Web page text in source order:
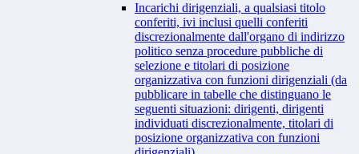
Incarichi dirigenziali, a qualsiasi titolo
conferiti, ivi inclusi quelli conferiti
discrezionalmente dall'organo di indirizzo
politico senza procedure pubbliche di
selezione e titolari di posizione
organizzativa con funzioni dirigenziali (da
pubblicare in tabelle che distinguano le
seguenti situazioni: dirigenti, dirigenti
individuati discrezionalmente, titolari di
posizione organizzativa con funzioni